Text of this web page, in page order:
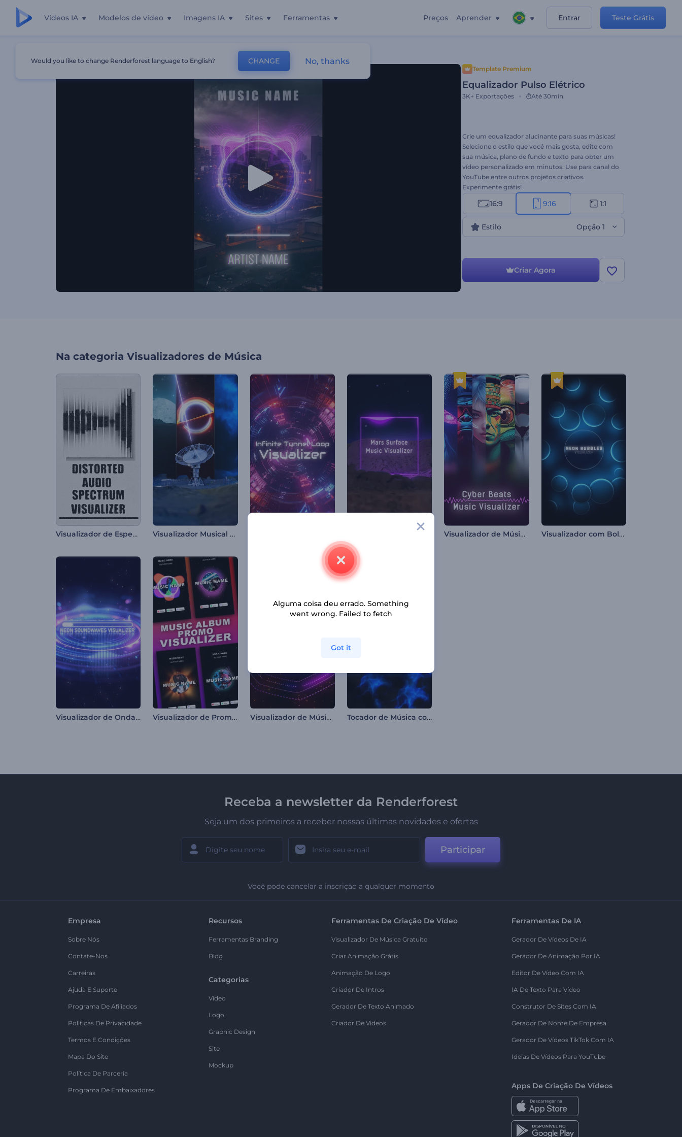
Vídeos IA Modelos de vídeo Imagens IA Sites Ferramentas Preços Aprender Entrar Teste Grátis
Template Premium
Equalizador Pulso Elétrico
3K+ Exportações Até 30min.
Crie um equalizador alucinante para suas músicas!
Selecione o estilo que você mais gosta, edite com
sua música, plano de fundo e texto para obter um
vídeo personalizado em minutos. Use para canal do
YouTube entre outros projetos criativos.
Experimente grátis!
16:9 9:16 1:1
Estilo Opção 1
Criar Agora
Na categoria Visualizadores de Música
Visualizador de Espectro de Áudio Distorcido Visualizador Musical Observatório Cósmico Visualizador de Música Cyber Beats Visualizador com Bolhas Neon
Visualizador de Ondas Neon Visualizador de Promoção de Álbum de Música Visualizador de Música Electro House Tocador de Música com Luzes Escuras
Receba a newsletter da Renderforest
Seja um dos primeiros a receber nossas últimas novidades e ofertas
Participar
Você pode cancelar a inscrição a qualquer momento
Empresa
Sobre Nós
Contate-Nos
Carreiras
Ajuda E Suporte
Programa De Afiliados
Políticas De Privacidade
Termos E Condições
Mapa Do Site
Política De Parceria
Programa De Embaixadores
Recursos
Ferramentas Branding
Blog
Categorias
Vídeo
Logo
Graphic Design
Site
Mockup
Ferramentas De Criação De Vídeo
Visualizador De Música Gratuito
Criar Animação Grátis
Animação De Logo
Criador De Intros
Gerador De Texto Animado
Criador De Vídeos
Ferramentas De IA
Gerador De Vídeos De IA
Gerador De Animação Por IA
Editor De Vídeo Com IA
IA De Texto Para Vídeo
Construtor De Sites Com IA
Gerador De Nome De Empresa
Gerador De Vídeos TikTok Com IA
Ideias De Vídeos Para YouTube
Apps De Criação De Vídeos
Would you like to change Renderforest language to English? CHANGE No, thanks
Alguma coisa deu errado. Something
went wrong. Failed to fetch
Got it